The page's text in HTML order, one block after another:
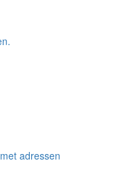
adressen